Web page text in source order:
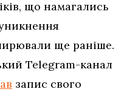
що намагались
ще раніше.
Telegram-канал
запис свого